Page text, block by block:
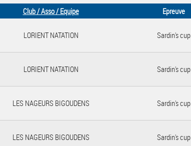
Club / Asso / Equipe Epreuve
LORIENT NATATION Sardin's cup
LORIENT NATATION Sardin's cup
LES NAGEURS BIGOUDENS Sardin's cup
LES NAGEURS BIGOUDENS Sardin's cup